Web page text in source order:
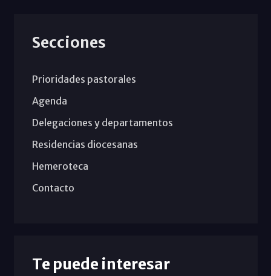
Secciones
Prioridades pastorales
Agenda
Delegaciones y departamentos
Residencias diocesanas
Hemeroteca
Contacto
Te puede interesar